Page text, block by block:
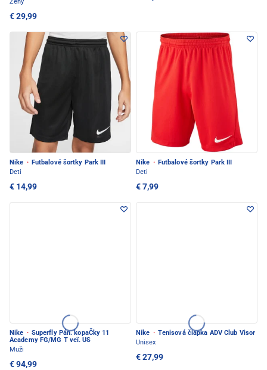
€ 29,99
Nike · Futbalové šortky Park III
Deti
€ 14,99
Nike · Futbalové šortky Park III
Deti
€ 7,99
Nike · Superfly Pán. kopaČky 11
Academy FG/MG T veï. US
Muži
€ 94,99
Nike · Tenisová čiapka ADV Club Visor
Unisex
€ 27,99